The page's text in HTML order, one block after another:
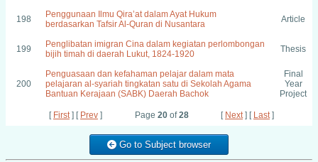
198
Penggunaan Ilmu Qira’at dalam Ayat Hukum
berdasarkan Tafsir Al-Quran di Nusantara
Article
199
Penglibatan imigran Cina dalam kegiatan perlombongan
bijih timah di daerah Lukut, 1824-1920
Thesis
200
Penguasaan dan kefahaman pelajar dalam mata
pelajaran al-syariah tingkatan satu di Sekolah Agama
Bantuan Kerajaan (SABK) Daerah Bachok
Final
Year
Project
[ First] [ Prev ] Page 20of28 [ Next] [ Last]
Go to Subject browser